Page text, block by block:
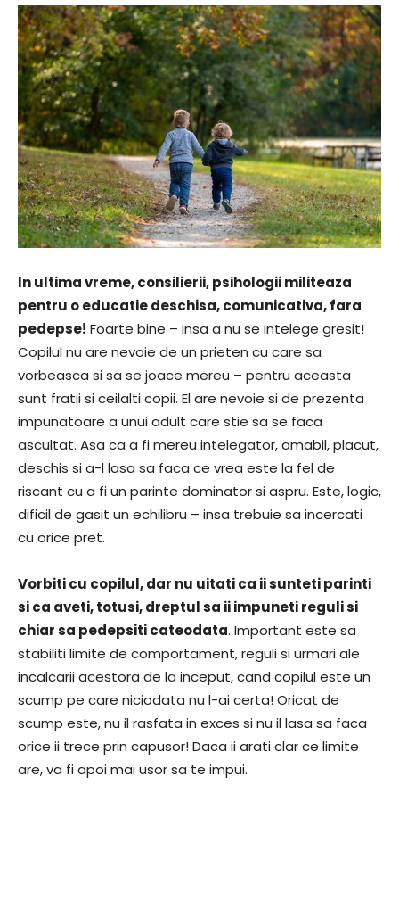
In ultima vreme, consilierii, psihologii militeaza
pentru o educatie deschisa, comunicativa, fara
pedepse! Foarte bine – insa a nu se intelege gresit!
Copilul nu are nevoie de un prieten cu care sa
vorbeasca si sa se joace mereu – pentru aceasta
sunt fratii si ceilalti copii. El are nevoie si de prezenta
impunatoare a unui adult care stie sa se faca
ascultat. Asa ca a fi mereu intelegator, amabil, placut,
deschis si a-l lasa sa faca ce vrea este la fel de
riscant cu a fi un parinte dominator si aspru. Este, logic,
dificil de gasit un echilibru – insa trebuie sa incercati
cu orice pret.
Vorbiti cu copilul, dar nu uitati ca ii sunteti parinti
si ca aveti, totusi, dreptul sa ii impuneti reguli si
chiar sa pedepsiti cateodata. Important este sa
stabiliti limite de comportament, reguli si urmari ale
incalcarii acestora de la inceput, cand copilul este un
scump pe care niciodata nu l-ai certa! Oricat de
scump este, nu il rasfata in exces si nu il lasa sa faca
orice ii trece prin capusor! Daca ii arati clar ce limite
are, va fi apoi mai usor sa te impui.